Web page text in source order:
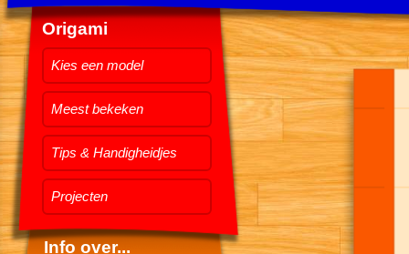
Origami
Kies een model
Meest bekeken
Tips & Handigheidjes
Projecten
Info over...